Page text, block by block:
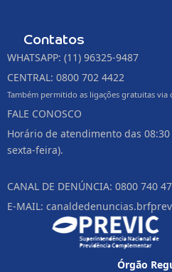
Contatos
WHATSAPP: (11) 96325-9487
CENTRAL: 0800 702 4422
Também permitido as ligações gratuitas
FALE CONOSCO
Horário de atendimento das
sexta-feira).
CANAL DE DENÚNCIA: 0800 740
E-MAIL:
Órgão